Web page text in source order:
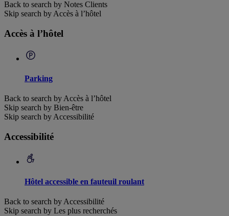
Back to search by Notes Clients
Skip search by Accès à l’hôtel
Accès à l’hôtel
Parking
Back to search by Accès à l’hôtel
Skip search by Bien-être
Skip search by Accessibilité
Accessibilité
Hôtel accessible en fauteuil roulant
Back to search by Accessibilité
Skip search by Les plus recherchés